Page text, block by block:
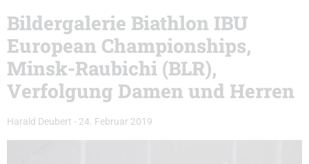
Bildergalerie Biathlon IBU
European Championships,
Minsk-Raubichi (BLR),
Verfolgung Damen und Herren
Harald Deubert - 24. Februar 2019